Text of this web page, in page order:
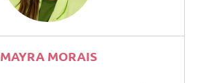
MAYRA MORAIS